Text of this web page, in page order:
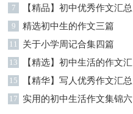
七篇
7
【精品】初中优秀作文汇总
五篇
9 精选初中生的作文三篇
11 关于小学周记合集四篇
13
【精选】初中生活的作文汇
总十篇
15
【精华】写人优秀作文汇总
6篇
17
实用的初中生活作文集锦六